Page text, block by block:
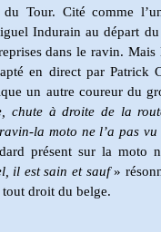
du Tour. Cité comme
Indurain au départ
dans le ravin. Mais
en direct par Patrick
un autre coureur du
chute à droite de la
la moto ne l’a pas vu
présent sur la moto
il est sain et sauf»
tout droit du belge.